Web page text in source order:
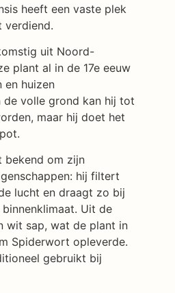
heeft een vaste plek
verdiend.
uit Noord-
plant al in de 17e eeuw
en huizen
de volle grond kan hij tot
maar hij doet het
bekend om zijn
hij filtert
lucht en draagt zo bij
Uit de
wit sap, wat de plant in
Spiderwort opleverde.
gebruikt bij